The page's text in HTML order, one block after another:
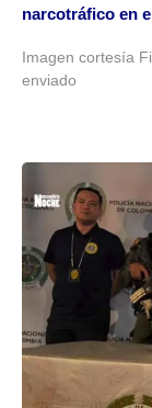
narcotráfico en
Imagen cortesía
enviado